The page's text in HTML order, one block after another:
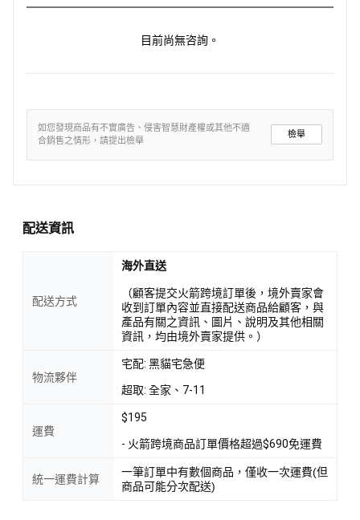
目前尚無咨詢。
如您發現商品有不實廣告、侵害智慧財產權或其他不適
合銷售之情形，請提出檢舉
檢舉
配送資訊
配送方式
海外直送
（顧客提交火箭跨境訂單後，境外賣家會
收到訂單內容並直接配送商品給顧客，與
產品有關之資訊、圖片、說明及其他相關
資訊，均由境外賣家提供。）
物流夥伴
宅配: 黑貓宅急便
超取: 全家、7-11
運費
$195
- 火箭跨境商品訂單價格超過$690免運費
統一運費計算
一筆訂單中有數個商品，僅收一次運費(但
商品可能分次配送)